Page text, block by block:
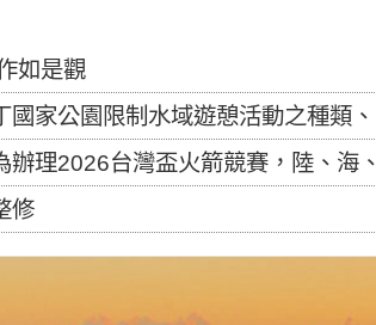
如是觀
制水域遊憩活動之種類、範圍、時間及行為」，自即日生效。
盃火箭競賽，陸、海、空域警戒及協調相關事宜，因颱風備案事宜
修